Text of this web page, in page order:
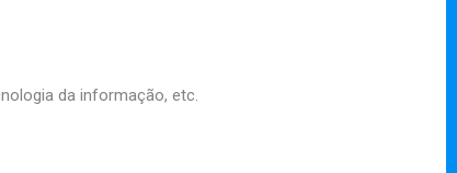
da informação, etc.